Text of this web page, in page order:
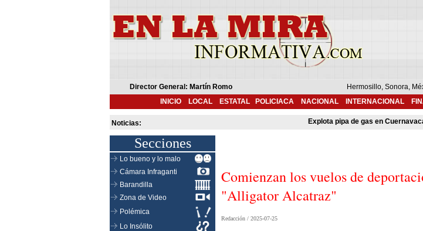
Director General: Martín Romo
Hermosillo, Sonora,
INICIO
LOCAL ESTATAL POLICIACA NACIONAL INTERNACIONAL
Noticias: Explota pipa de gas en Cuernavaca;
Secciones
Lo bueno y lo malo
Cámara Infraganti
Barandilla
Zona de Video
Polémica
Lo Insólito
Comienzan los vuelos de
"Alligator Alcatraz"
Redacción / 2025-07-25